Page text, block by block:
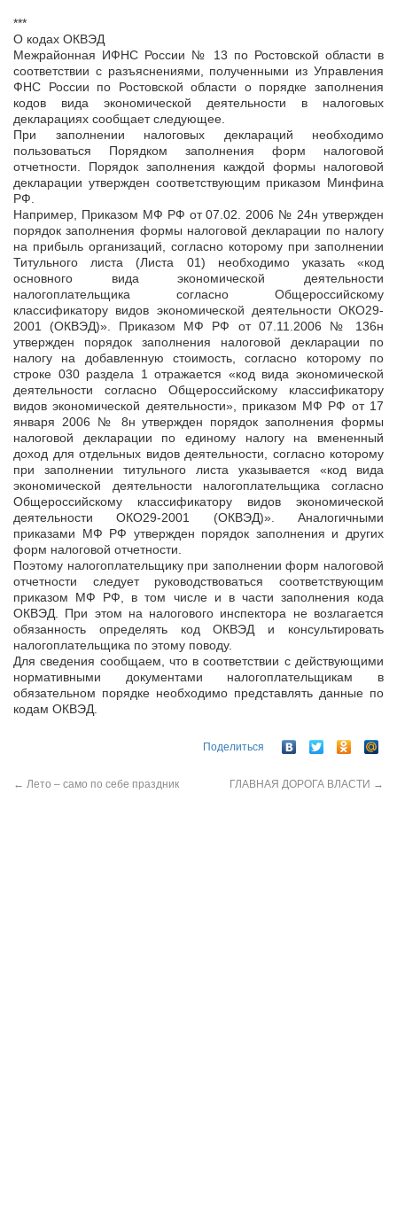
***
О кодах ОКВЭД
Межрайонная ИФНС России № 13 по Ростовской области в
соответствии с разъяснениями, полученными из Управления
ФНС России по Ростовской области о порядке заполнения
кодов вида экономической деятельности в налоговых
декларациях сообщает следующее.
При заполнении налоговых деклараций необходимо
пользоваться Порядком заполнения форм налоговой
отчетности. Порядок заполнения каждой формы налоговой
декларации утвержден соответствующим приказом Минфина
РФ.
Например, Приказом МФ РФ от 07.02. 2006 № 24н утвержден
порядок заполнения формы налоговой декларации по налогу
на прибыль организаций, согласно которому при заполнении
Титульного листа (Листа 01) необходимо указать «код
основного вида экономической деятельности
налогоплательщика согласно Общероссийскому
классификатору видов экономической деятельности ОКО29-
2001 (ОКВЭД)». Приказом МФ РФ от 07.11.2006 № 136н
утвержден порядок заполнения налоговой декларации по
налогу на добавленную стоимость, согласно которому по
строке 030 раздела 1 отражается «код вида экономической
деятельности согласно Общероссийскому классификатору
видов экономической деятельности», приказом МФ РФ от 17
января 2006 № 8н утвержден порядок заполнения формы
налоговой декларации по единому налогу на вмененный
доход для отдельных видов деятельности, согласно которому
при заполнении титульного листа указывается «код вида
экономической деятельности налогоплательщика согласно
Общероссийскому классификатору видов экономической
деятельности ОКО29-2001 (ОКВЭД)». Аналогичными
приказами МФ РФ утвержден порядок заполнения и других
форм налоговой отчетности.
Поэтому налогоплательщику при заполнении форм налоговой
отчетности следует руководствоваться соответствующим
приказом МФ РФ, в том числе и в части заполнения кода
ОКВЭД. При этом на налогового инспектора не возлагается
обязанность определять код ОКВЭД и консультировать
налогоплательщика по этому поводу.
Для сведения сообщаем, что в соответствии с действующими
нормативными документами налогоплательщикам в
обязательном порядке необходимо представлять данные по
кодам ОКВЭД.
Поделиться
← Лето – само по себе праздник ГЛАВНАЯ ДОРОГА ВЛАСТИ →